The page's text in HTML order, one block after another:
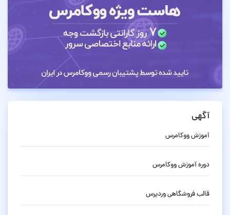
آگهی
آموزش ووکامرس
دوره آموزش ووکامرس
قالب فروشگاهی وردپرس